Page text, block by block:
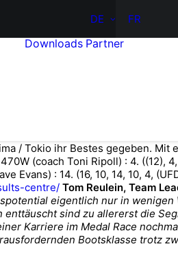
DE FR
Downloads Partner
/ Tokio ihr Bestes gegeben. Mit
(coach Toni Ripoll) : 4. ((12), 4,
Evans) : 14. (16, 10, 14, 10, 4,
centre/ Tom Reulein, Team
eigentlich nur in
sind zu allererst die
Karriere im Medal Race
Bootsklasse trotz